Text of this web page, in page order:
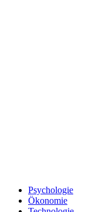
Psychologie
Ökonomie